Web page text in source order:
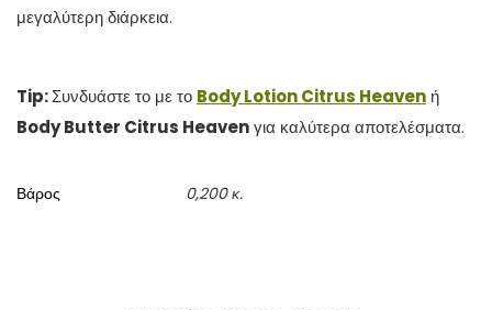
μεγαλύτερη διάρκεια.
Tip:Συνδυάστε το με το Body Lotion Citrus Heaven ή
Body Butter Citrus Heavenγια καλύτερα αποτελέσματα.
Βάρος 0,200 κ.